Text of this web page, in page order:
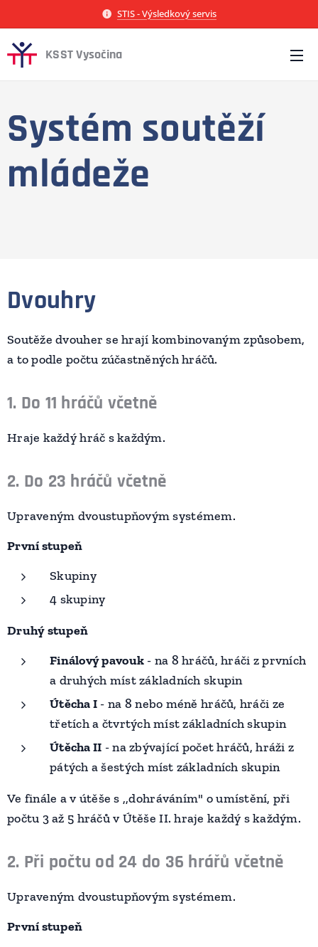
STIS - Výsledkový servis
KSST Vysočina
Systém soutěží
mládeže
Dvouhry
Soutěže dvouher se hrají kombinovaným způsobem,
a to podle počtu zúčastněných hráčů.
1. Do 11 hráčů včetně
Hraje každý hráč s každým.
2. Do 23 hráčů včetně
Upraveným dvoustupňovým systémem.
První stupeň
Skupiny
4 skupiny
Druhý stupeň
Finálový pavouk - na 8 hráčů, hráči z prvních
a druhých míst základních skupin
Útěcha I - na 8 nebo méně hráčů, hráči ze
třetích a čtvrtých míst základních skupin
Útěcha II - na zbývající počet hráčů, hráži z
pátých a šestých míst základních skupin
Ve finále a v útěše s ,,dohráváním" o umístění, při
počtu 3 až 5 hráčů v Útěše II. hraje každý s každým.
2. Při počtu od 24 do 36 hrářů včetně
Upraveným dvoustupňovým systémem.
První stupeň